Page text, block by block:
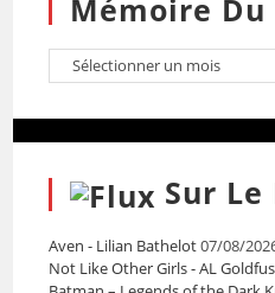
Mémoire Du
Sur Le
Aven - Lilian Bathelot07/08/
Not Like Other Girls - AL